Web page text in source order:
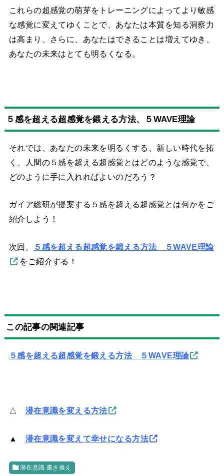
これらの超感覚の萌芽をトレーニングによってより敏感
な感覚に変えてゆくことで、あなたは本質を知る洞察力
は高まり、さらに、あなたはできることは増えてゆき、
あなたの未来はとても明るくなる。
５感を超える超感覚を鍛える方法、５WAVE理論
それでは、あなたの未来を明るくする、新しい時代を拓
く、人間の５感を超える超感覚とはどのような感覚で、
どのように手に入れればよいのだろう？
ガイア総研が提案する５感を超える超感覚とは何かをご
紹介しよう！
次回、
５感を超える超感覚を鍛える方法 ５WAVE理論
をご紹介する！
この記事の関連記事
５感を超える超感覚を鍛える方法 ５WAVE理論
△ 潜在意識を変える方法
▲ 潜在意識を変えて幸せになる方法
潜在意識 書き換え